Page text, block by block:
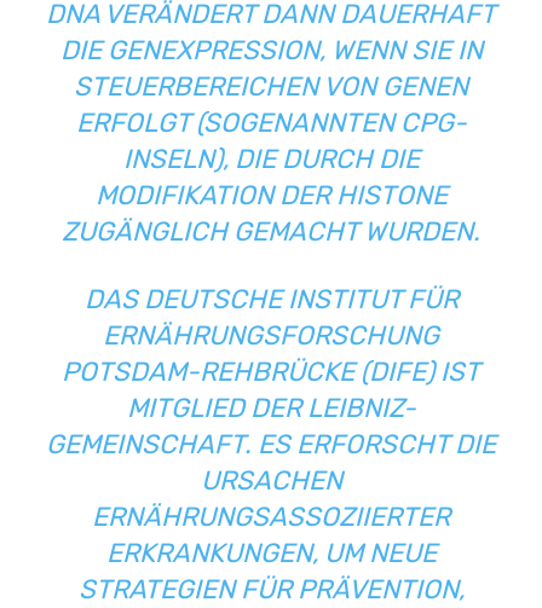
DNA VERÄNDERT DANN DAUERHAFT
DIE GENEXPRESSION, WENN SIE IN
STEUERBEREICHEN VON GENEN
ERFOLGT (SOGENANNTEN CPG-
INSELN), DIE DURCH DIE
MODIFIKATION DER HISTONE
ZUGÄNGLICH GEMACHT WURDEN.
DAS DEUTSCHE INSTITUT FÜR
ERNÄHRUNGSFORSCHUNG
POTSDAM-REHBRÜCKE (DIFE) IST
MITGLIED DER LEIBNIZ-
GEMEINSCHAFT. ES ERFORSCHT DIE
URSACHEN
ERNÄHRUNGSASSOZIIERTER
ERKRANKUNGEN, UM NEUE
STRATEGIEN FÜR PRÄVENTION,